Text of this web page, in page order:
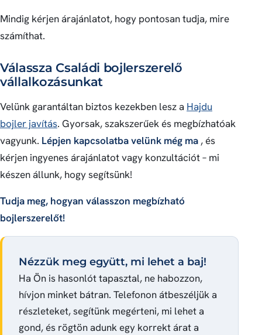
Mindig kérjen árajánlatot, hogy pontosan tudja, mire
számíthat.
Válassza Családi bojlerszerelő
vállalkozásunkat
Velünk garantáltan biztos kezekben lesz a Hajdu
bojler javítás. Gyorsak, szakszerűek és megbízhatóak
vagyunk. Lépjen kapcsolatba velünk még ma , és
kérjen ingyenes árajánlatot vagy konzultációt – mi
készen állunk, hogy segítsünk!
Tudja meg, hogyan válasszon megbízható
bojlerszerelőt!
Nézzük meg együtt, mi lehet a baj!
Ha Ön is hasonlót tapasztal, ne habozzon,
hívjon minket bátran. Telefonon átbeszéljük a
részleteket, segítünk megérteni, mi lehet a
gond, és rögtön adunk egy korrekt árat a